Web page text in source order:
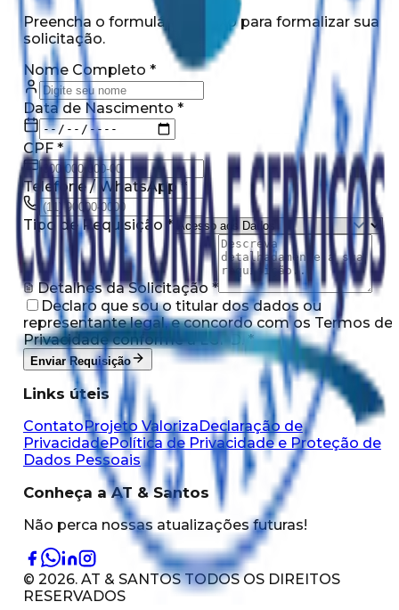
Preencha o formulário abaixo para formalizar sua
solicitação.
Nome Completo *
Data de Nascimento *
CPF *
Telefone / WhatsApp *
Tipo de Requisição *
Detalhes da Solicitação *
Declaro que sou o titular dos dados ou
representante legal, e concordo com os Termos de
Privacidade conforme a LGPD. *
Enviar Requisição
Links úteis
ContatoProjeto Valoriza Declaração de
PrivacidadePolítica de Privacidade e Proteção de
Dados Pessoais
Conheça a AT & Santos
Não perca nossas atualizações futuras!
© 2026. AT & SANTOS TODOS OS DIREITOS
RESERVADOS